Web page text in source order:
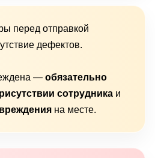
перед отправкой
дефектов.
— обязательно
сотрудника и
на месте.